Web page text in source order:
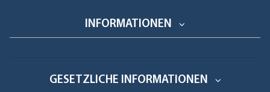
INFORMATIONEN
GESETZLICHE INFORMATIONEN